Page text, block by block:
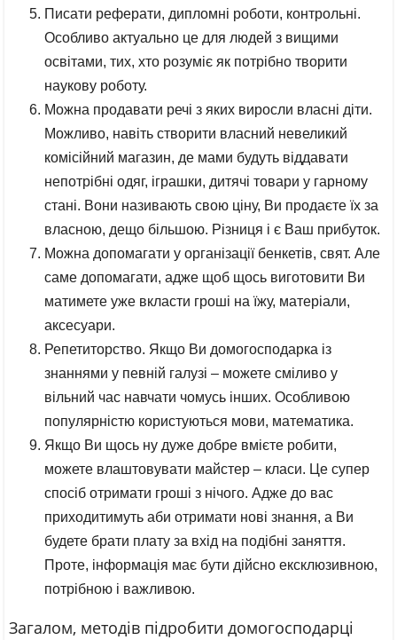
Писати реферати, дипломні роботи, контрольні.
Особливо актуально це для людей з вищими
освітами, тих, хто розуміє як потрібно творити
наукову роботу.
Можна продавати речі з яких виросли власні діти.
Можливо, навіть створити власний невеликий
комісійний магазин, де мами будуть віддавати
непотрібні одяг, іграшки, дитячі товари у гарному
стані. Вони називають свою ціну, Ви продаєте їх за
власною, дещо більшою. Різниця і є Ваш прибуток.
Можна допомагати у організації бенкетів, свят. Але
саме допомагати, адже щоб щось виготовити Ви
матимете уже вкласти гроші на їжу, матеріали,
аксесуари.
Репетиторство. Якщо Ви домогосподарка із
знаннями у певній галузі – можете сміливо у
вільний час навчати чомусь інших. Особливою
популярністю користуються мови, математика.
Якщо Ви щось ну дуже добре вмієте робити,
можете влаштовувати майстер – класи. Це супер
спосіб отримати гроші з нічого. Адже до вас
приходитимуть аби отримати нові знання, а Ви
будете брати плату за вхід на подібні заняття.
Проте, інформація має бути дійсно ексклюзивною,
потрібною і важливою.
Загалом, методів підробити домогосподарці